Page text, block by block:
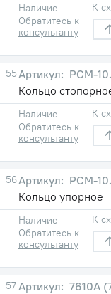
Наличие
Обратитесь к
консультанту
К
55
РСМ-
Кольцо
Наличие
Обратитесь к
консультанту
К
56
РСМ-
Кольцо упорное
Наличие
Обратитесь к
консультанту
К
57
7610А